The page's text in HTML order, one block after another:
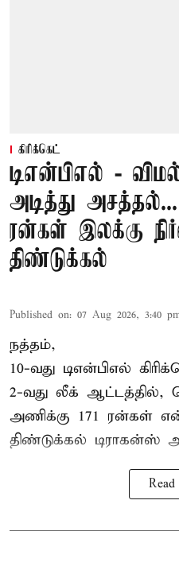
கிரிக்கெட்
டிஎன்பிஎல் -
அடித்து
ரன்கள் இலக்கு
திண்டுக்கல்
Published on: 07 Aug 2026, 3:40
நத்தம்,
10-வது டிஎன்பிஎல்
2-வது லீக் ஆட்டத்தில்,
அணிக்கு 171 ரன்கள்
திண்டுக்கல் டிராகன்ஸ்